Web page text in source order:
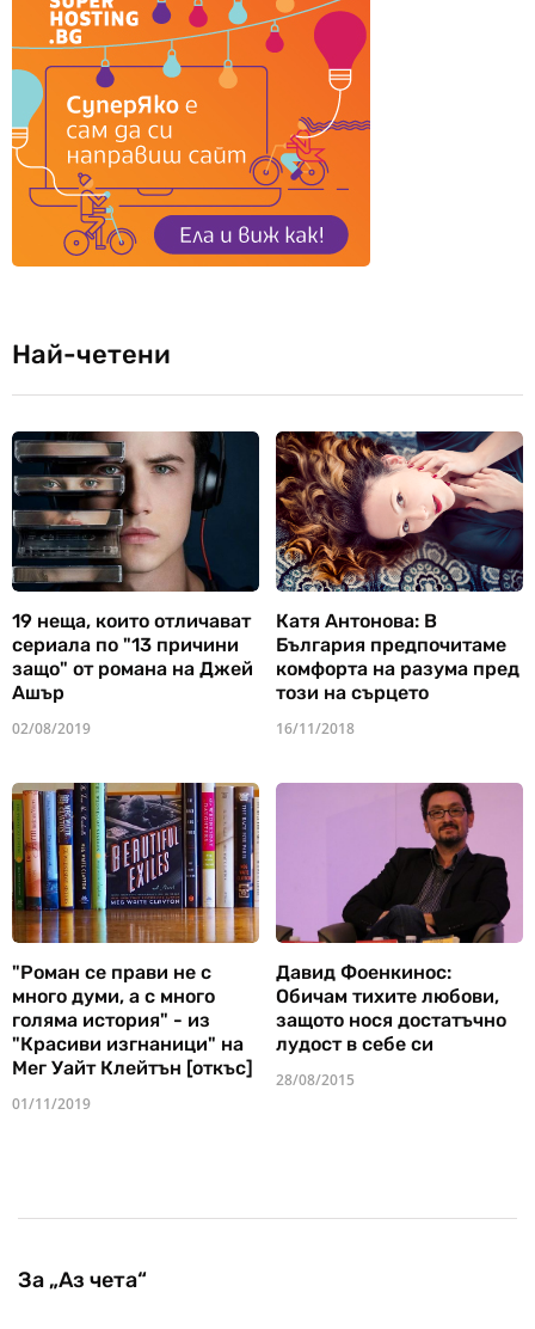
Най-четени
19 неща, които отличават
сериала по "13 причини
защо" от романа на Джей
Ашър
02/08/2019
Катя Антонова: В
България предпочитаме
комфорта на разума пред
този на сърцето
16/11/2018
"Роман се прави не с
много думи, а с много
голяма история" - из
"Красиви изгнаници" на
Мег Уайт Клейтън [откъс]
01/11/2019
Давид Фоенкинос:
Обичам тихите любови,
защото нося достатъчно
лудост в себе си
28/08/2015
За „Аз чета“